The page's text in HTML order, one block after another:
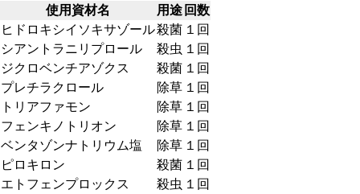
使用資材名
用途 回数
ヒドロキシイソキサゾール殺菌 １回
シアントラニリプロール
殺虫 １回
ジクロベンチアゾクス
殺菌 １回
プレチラクロール
除草 １回
トリアファモン
除草 １回
フェンキノトリオン
除草 １回
ベンタゾンナトリウム塩
除草 １回
ピロキロン
殺菌 １回
エトフェンプロックス
殺虫 １回